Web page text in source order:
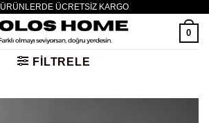
ÜCRETSİZ KARGO
0
FILTRELE